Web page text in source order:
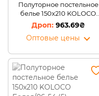
Полуторное постельное
белье 150х210 KOLOCO
Серо-белое/06-54 (7)
963.69₴
Оптовые цены